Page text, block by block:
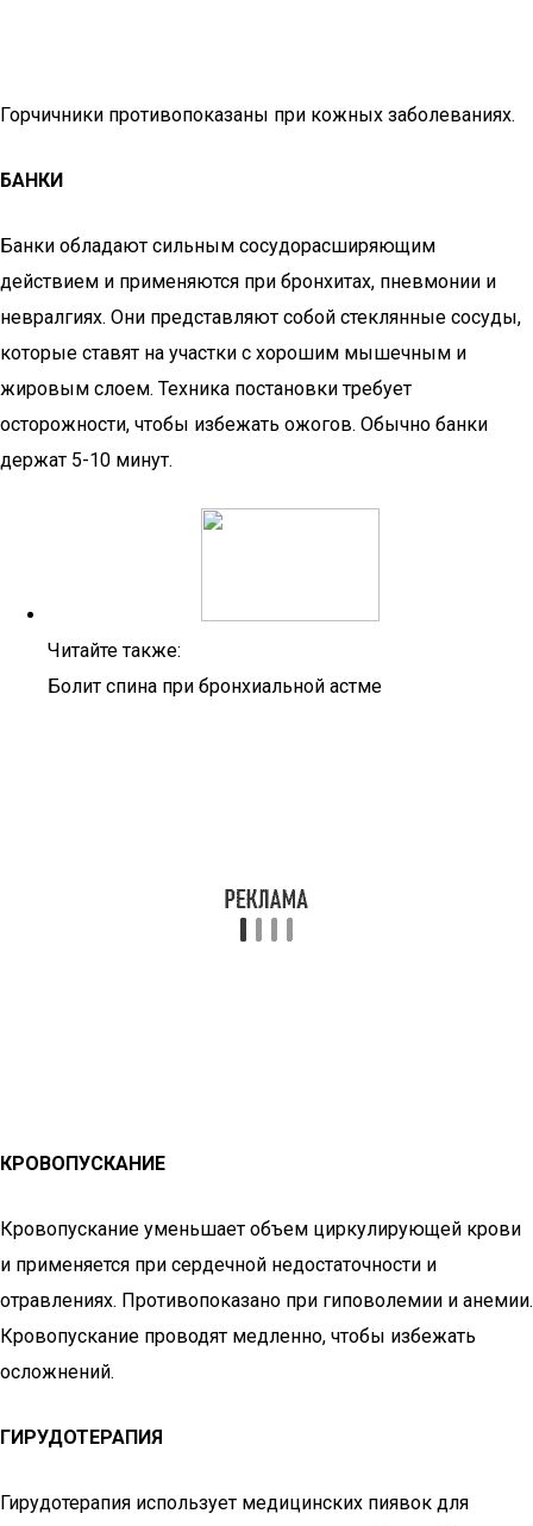
Горчичники противопоказаны при кожных заболеваниях.
БАНКИ
Банки обладают сильным сосудорасширяющим
действием и применяются при бронхитах, пневмонии и
невралгиях. Они представляют собой стеклянные сосуды,
которые ставят на участки с хорошим мышечным и
жировым слоем. Техника постановки требует
осторожности, чтобы избежать ожогов. Обычно банки
держат 5-10 минут.
Читайте также:
Болит спина при бронхиальной астме
КРОВОПУСКАНИЕ
Кровопускание уменьшает объем циркулирующей крови
и применяется при сердечной недостаточности и
отравлениях. Противопоказано при гиповолемии и анемии.
Кровопускание проводят медленно, чтобы избежать
осложнений.
ГИРУДОТЕРАПИЯ
Гирудотерапия использует медицинских пиявок для